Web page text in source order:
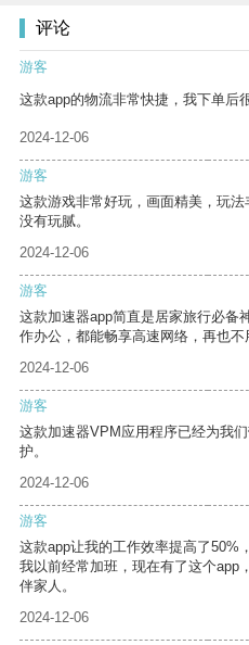
评论
游客
这款app的物流非常快捷，我下单后
2024-12-06
游客
这款游戏非常好玩，画面精美，玩
没有玩腻。
2024-12-06
游客
这款加速器app简直是居家旅行必备
作办公，都能畅享高速网络，再也不
2024-12-06
游客
这款加速器VPM应用程序已经为我
护。
2024-12-06
游客
这款app让我的工作效率提高了50%
我以前经常加班，现在有了这个app
伴家人。
2024-12-06